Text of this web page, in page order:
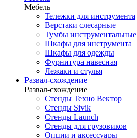
Мебель
Тележки для инструмента
Верстаки слесарные
Тумбы инструментальные
Шкафы для инструмента
Шкафы для одежды
Фурнитура навесная
Лежаки и стулья
Развал-схождение
Развал-схождение
Стенды Техно Вектор
Стенды Sivik
Стенды Launch
Стенды для грузовиков
Опции и аксессуары